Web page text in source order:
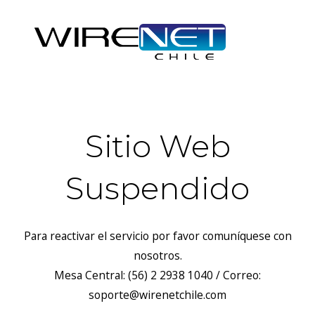
Sitio Web
Suspendido
Para reactivar el servicio por favor comuníquese con
nosotros.
Mesa Central: (56) 2 2938 1040 / Correo:
soporte@wirenetchile.com